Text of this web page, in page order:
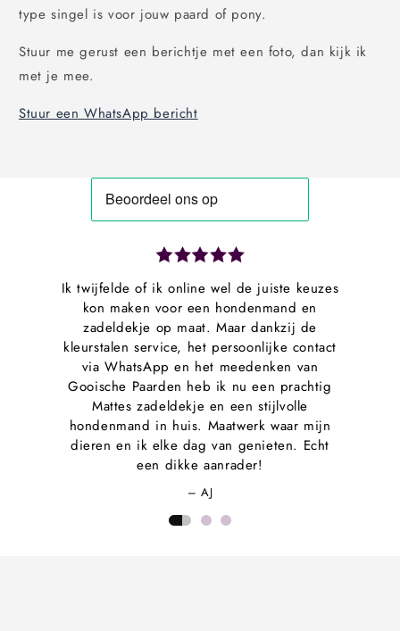
type singel is voor jouw paard of pony.
Stuur me gerust een berichtje met een foto, dan kijk ik
met je mee.
Stuur een WhatsApp bericht
Ik twijfelde of ik online wel de juiste keuzes
kon maken voor een hondenmand en
zadeldekje op maat. Maar dankzij de
kleurstalen service, het persoonlijke contact
via WhatsApp en het meedenken van
Gooische Paarden heb ik nu een prachtig
Mattes zadeldekje en een stijlvolle
hondenmand in huis. Maatwerk waar mijn
dieren en ik elke dag van genieten. Echt
een dikke aanrader!
– AJ